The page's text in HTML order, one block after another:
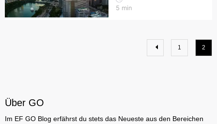
5 min
1 2
Über GO
Im EF GO Blog erfährst du stets das Neueste aus den Bereichen